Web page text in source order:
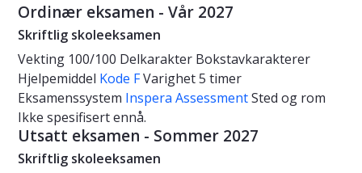
Ordinær eksamen - Vår 2027
Skriftlig skoleeksamen
Vekting 100/100 Delkarakter Bokstavkarakterer
Hjelpemiddel Kode FVarighet5 timer
Eksamenssystem Inspera AssessmentSted og rom
Ikke spesifisert ennå.
Utsatt eksamen - Sommer 2027
Skriftlig skoleeksamen